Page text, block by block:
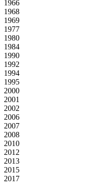
1966
1968
1969
1977
1980
1984
1990
1992
1994
1995
2000
2001
2002
2006
2007
2008
2010
2012
2013
2015
2017